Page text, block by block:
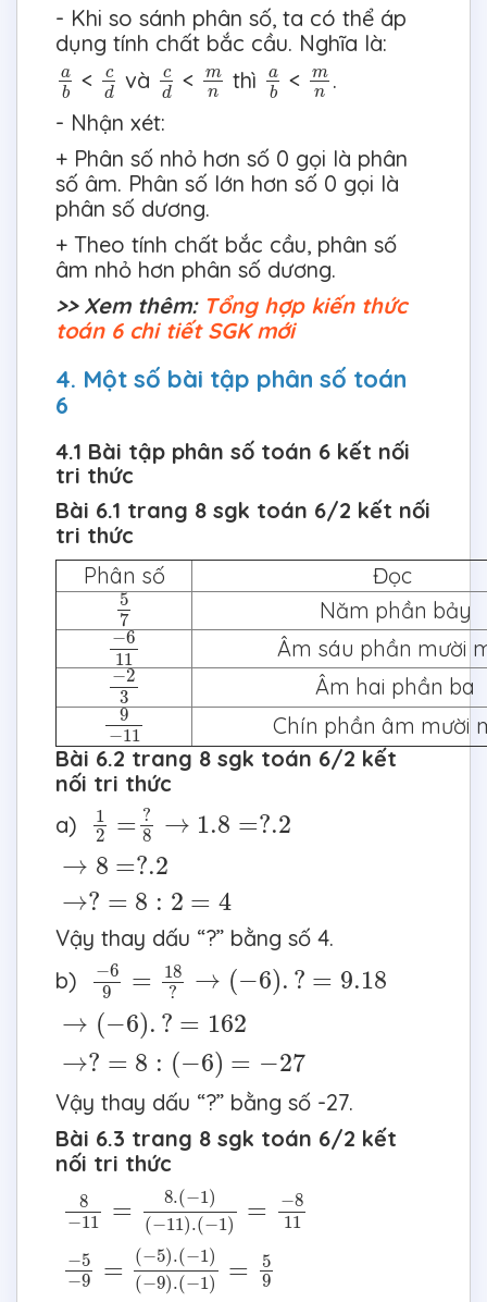
- Khi so sánh phân số, ta có thể áp
dụng tính chất bắc cầu. Nghĩa là:
a
b
ab <
c
d
cd và
c
d
cd <
m
n
mn thì
a
b
ab <
m
n
mn .
- Nhận xét:
+ Phân số nhỏ hơn số 0 gọi là phân
số âm. Phân số lớn hơn số 0 gọi là
phân số dương.
+ Theo tính chất bắc cầu, phân số
âm nhỏ hơn phân số dương.
>> Xem thêm: Tổng hợp kiến thức
toán 6 chi tiết SGK mới
4. Một số bài tập phân số toán
6
4.1 Bài tập phân số toán 6 kết nối
tri thức
Bài 6.1 trang 8 sgk toán 6/2 kết nối
tri thức
Phân số
Đọc
5
7
57
Năm phần bảy
−6
11
−611
Âm sáu phần mười
−2
3
−23
Âm hai phần ba
9
−11
9−11
Chín phần âm mười
Bài 6.2 trang 8 sgk toán 6/2 kết
nối tri thức
a)
1
2
= ?
8
→ 1.8 =?.2
12 →
→ 8 =?.2
→ =?
→? = 8 : 2 = 4
→ ?= =4
Vậy thay dấu “?” bằng số 4.
b)
−6
9
=
18
?
→ (−6). ? = 9.18
69 → ? 9.18
→ (−6). ? = 162
→ −6 ?= 162
→? = 8 : (−6) = −27
→ ?= −6 −
Vậy thay dấu “?” bằng số -27.
Bài 6.3 trang 8 sgk toán 6/2 kết
nối tri thức
8
−11 = 8.(−1)
(−11).(−1) = −8
11
−11 − 11 (−
−5
−9 = (−5).(−1)
(−9).(−1) =
5
9
5− −5 .(− 1 −9 )=